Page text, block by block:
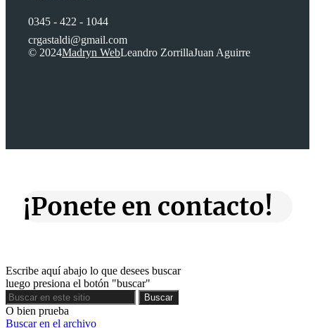
0345 - 422 - 1044
crgastaldi@gmail.com
© 2024Madryn WebLeandro ZorrillaJuan Aguirre
¡Ponete en contacto!
Escribe aquí abajo lo que desees buscar
luego presiona el botón "buscar"
Buscar
Buscar
O bien prueba
Buscar en el archivo